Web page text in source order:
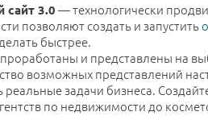
сайт 3.0— технологически
позволяют создать и запустить
быстрее.
и представлены на
возможных представлений
реальные задачи бизнеса.
по недвижимости до